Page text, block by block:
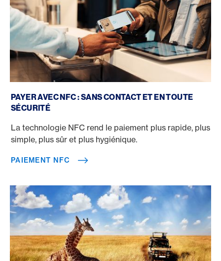
PAYER AVEC NFC : SANS CONTACT ET EN TOUTE
SÉCURITÉ
La technologie NFC rend le paiement plus rapide, plus
simple, plus sûr et plus hygiénique.
PAIEMENT NFC